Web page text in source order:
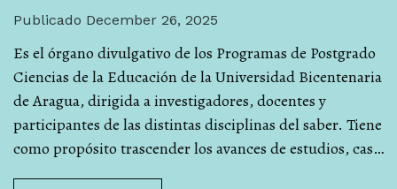
Publicado December 26, 2025
Es el órgano divulgativo de los Programas de Postgrado
Ciencias de la Educación de la Universidad Bicentenaria
de Aragua, dirigida a investigadores, docentes y
participantes de las distintas disciplinas del saber. Tiene
como propósito trascender los avances de estudios, cas…